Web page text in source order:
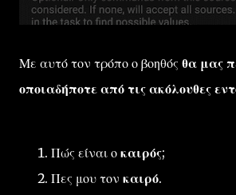
Με αυτό τον τρόπο ο βοηθός θα μας
οποιαδήποτε από τις ακόλουθες
Πώς είναι ο καιρός;
Πες μου τον καιρό.